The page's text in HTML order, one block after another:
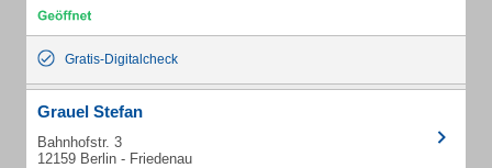
Gratis-Digitalcheck
Grauel Stefan
Bahnhofstr. 3
12159 Berlin - Friedenau